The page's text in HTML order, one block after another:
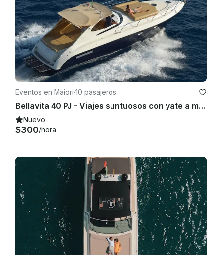
Eventos en Maiori·10 pasajeros
Bellavita 40 PJ - Viajes suntuosos con yate a motor en Maiori, Campania
Nuevo
$300/hora